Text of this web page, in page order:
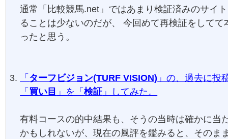
通常「比較競馬.net」ではあまり検証済みのサイ
ることは少ないのだが、 今回めて再検証をしてて
ったと思う。
「 ターフビジョン(TURF VISION) 」の、過去に投
「 買い目 」を「検証 」してみた。
有料コースの的中結果も、そうの当時は確かに当
かもしれないが、現在の風評を鑑みると、そのま